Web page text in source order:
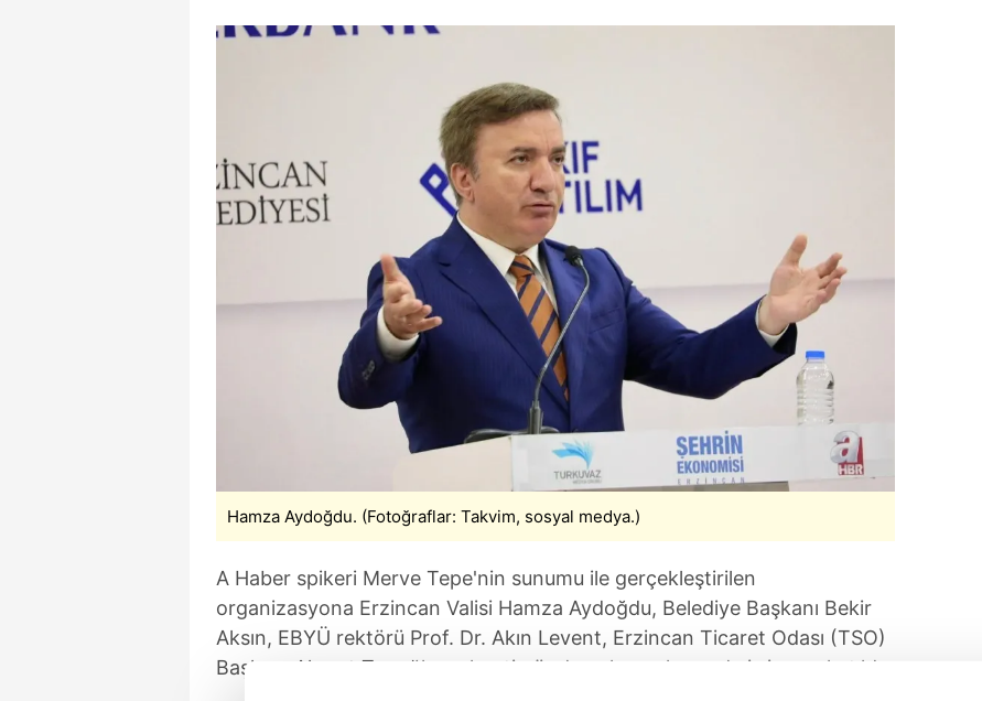
Hamza Aydoğdu. (Fotoğraflar: Takvim, sosyal medya.)
A Haber spikeri Merve Tepe'nin sunumu ile gerçekleştirilen
organizasyona Erzincan Valisi Hamza Aydoğdu, Belediye Başkanı Bekir
Aksın, EBYÜ rektörü Prof. Dr. Akın Levent, Erzincan Ticaret Odası (TSO)
Başkanı Ahmet Tanoğlu ve kentin önde gelen çok sayıda iş insanı katıldı.